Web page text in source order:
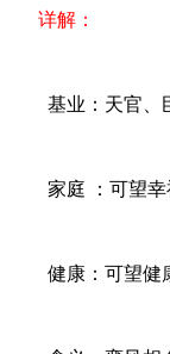
详解：
基业：天官、臣
家庭 ：可望幸
健康：可望健康